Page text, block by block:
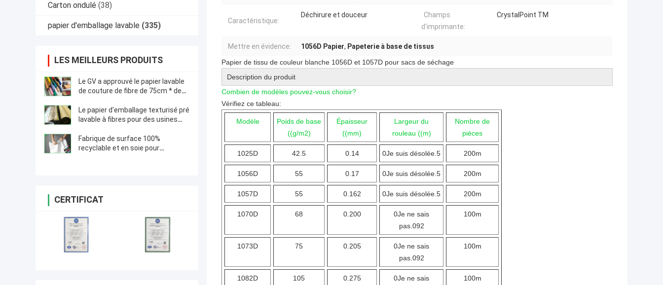
Carton ondulé (38)
papier d'emballage lavable (335)
LES MEILLEURS PRODUITS
Le GV a approuvé le papier lavable
de couture de fibre de 75cm * de
Le papier d'emballage texturisé pré
lavable à fibres pour des usines
Fabrique de surface 100%
recyclable et en soie pour
CERTIFICAT
Caractéristique:
Déchirure et douceur
Champs
d'imprimante:
CrystalPoint TM
Mettre en évidence: 1056D Papier, Papeterie à base de tissus
Papier de tissu de couleur blanche 1056D et 1057D pour sacs de séchage
Description du produit
Combien de modèles pouvez-vous choisir?
Vérifiez ce tableau:
Modèle
Poids de base
((g/m2)
Épaisseur
((mm)
Largeur du
rouleau ((m)
Nombre de
pièces
1025D 42.5 0.14 0Je suis désolée.5 200m
1056D 55 0.17 0Je suis désolée.5 200m
1057D 55 0.162 0Je suis désolée.5 200m
1070D 68 0.200
0Je ne sais
pas.092
100m
1073D 75 0.205
0Je ne sais
pas.092
100m
1082D 105 0.275
0Je ne sais
100m